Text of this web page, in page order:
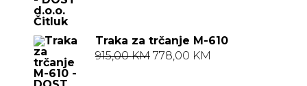
je:
Traka za trčanje M-610
915,00KM Izvorna
778,00 KM